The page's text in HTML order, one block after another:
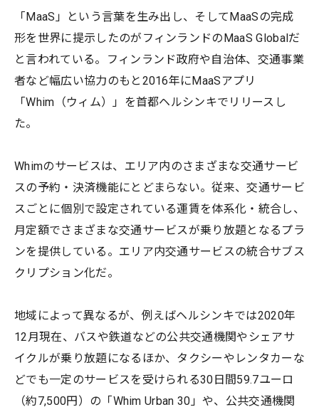
「MaaS」という言葉を生み出し、そしてMaaSの完成
形を世界に提示したのがフィンランドのMaaS Globalだ
と言われている。フィンランド政府や自治体、交通事業
者など幅広い協力のもと2016年にMaaSアプリ
「Whim（ウィム）」を首都ヘルシンキでリリースし
た。
Whimのサービスは、エリア内のさまざまな交通サービ
スの予約・決済機能にとどまらない。従来、交通サービ
スごとに個別で設定されている運賃を体系化・統合し、
月定額でさまざまな交通サービスが乗り放題となるプラ
ンを提供している。エリア内交通サービスの統合サブス
クリプション化だ。
地域によって異なるが、例えばヘルシンキでは2020年
12月現在、バスや鉄道などの公共交通機関やシェアサ
イクルが乗り放題になるほか、タクシーやレンタカーな
どでも一定のサービスを受けられる30日間59.7ユーロ
（約7,500円）の「Whim Urban 30」や、公共交通機関